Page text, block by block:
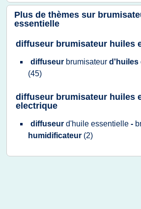
Plus de thèmes sur
essentielle
diffuseur brumisateur huiles
diffuseur brumisateur d'huiles
(45)
diffuseur brumisateur huiles
electrique
diffuseur d'huile essentielle -
humidificateur (2)